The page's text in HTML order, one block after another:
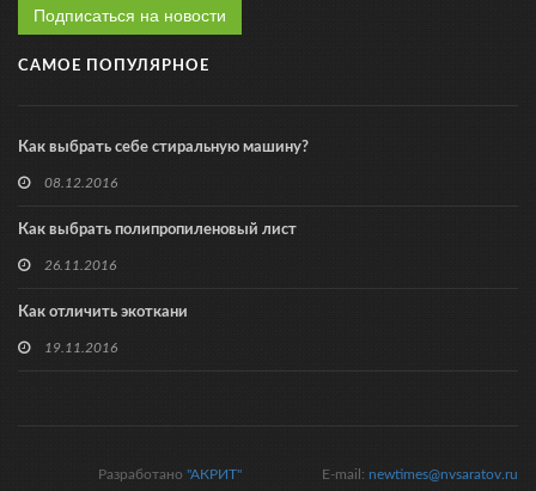
Подписаться на новости
САМОЕ ПОПУЛЯРНОЕ
Как выбрать себе стиральную машину?
08.12.2016
Как выбрать полипропиленовый лист
26.11.2016
Как отличить экоткани
19.11.2016
E-mail: newtimes@nvsaratov.ru
Разработано "АКРИТ"